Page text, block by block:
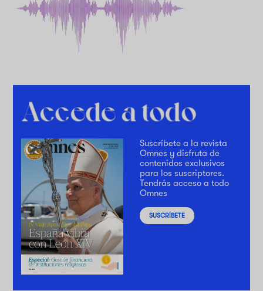
Suscríbete a la revista
Omnes y disfruta de
contenidos exclusivos
para los suscriptores.
Tendrás acceso a todo
Omnes
SUSCRÍBETE